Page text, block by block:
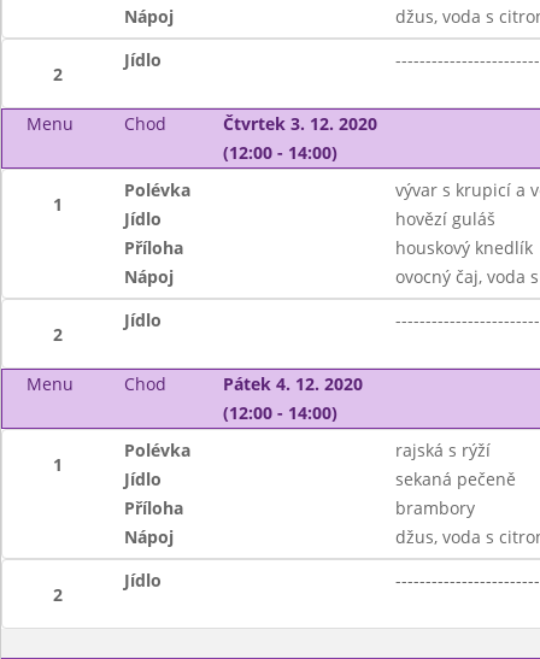
Nápoj
džus, voda s
2
Jídlo
Menu Chod
Čtvrtek 3. 12. 2020
(12:00 - 14:00)
1
Polévka
vývar s krupicí a
Jídlo
hovězí guláš
Příloha
houskový knedlík
Nápoj
ovocný čaj, voda
2
Jídlo
Menu Chod
Pátek 4. 12. 2020
(12:00 - 14:00)
1
Polévka
rajská s rýží
Jídlo
sekaná pečeně
Příloha
brambory
Nápoj
džus, voda s
2
Jídlo